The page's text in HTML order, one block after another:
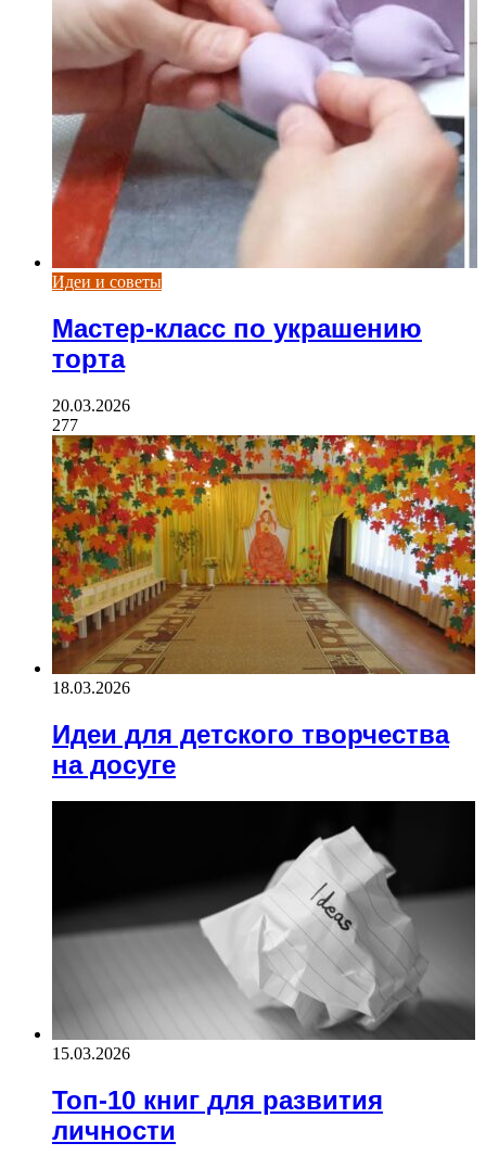
Идеи и советы
Мастер-класс по украшению
торта
20.03.2026
277
18.03.2026
Идеи для детского творчества
на досуге
15.03.2026
Топ-10 книг для развития
личности